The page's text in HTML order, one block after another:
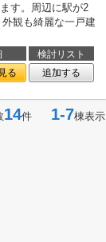
す。周辺に駅が2
観も綺麗な一戸建
検討リスト
る 追加する
14件 1-7棟表示